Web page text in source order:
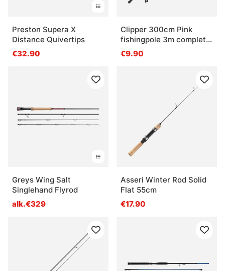
Preston Supera X
Distance Quivertips
€32.90
Clipper 300cm Pink
fishingpole 3m complete
with line
€9.90
Greys Wing Salt
Singlehand Flyrod
alk.€329
Asseri Winter Rod Solid
Flat 55cm
€17.90